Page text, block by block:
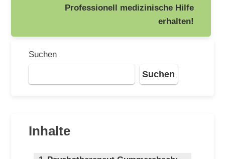
Professionell medizinische Hilfe
erhalten!
Suchen
Suchen
Inhalte